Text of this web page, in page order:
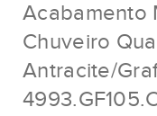
Acabamento
Chuveiro
Antracite/